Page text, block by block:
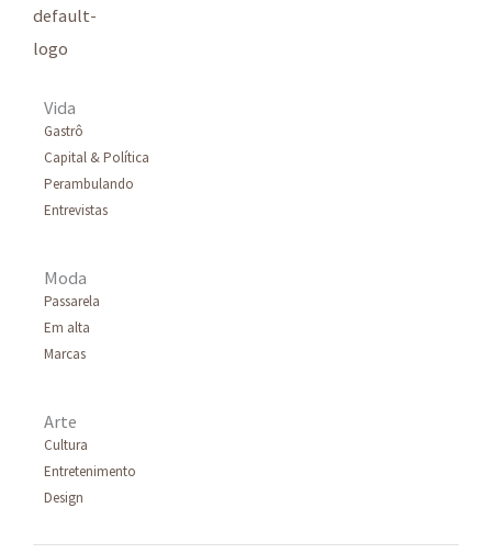
Vida
Gastrô
Capital & Política
Perambulando
Entrevistas
Moda
Passarela
Em alta
Marcas
Arte
Cultura
Entretenimento
Design